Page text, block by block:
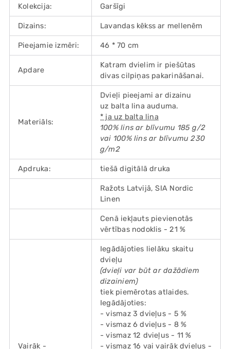
Kolekcija: Garšīgi
Dizains: Lavandas kēkss ar mellenēm
Pieejamie izmēri: 46 * 70 cm
Apdare
Katram dvielim ir piešūtas
divas cilpiņas pakarināšanai.
Materiāls:
Dvieļi pieejami ar dizainu
uz balta lina auduma.
* ja uz balta lina
100% lins ar blīvumu 185 g/2
vai 100% lins ar blīvumu 230
g/m2
Apdruka: tiešā digitālā druka
Ražots Latvijā, SIA Nordic
Linen
Cenā iekļauts pievienotās
vērtības nodoklis - 21 %
Vairāk -
Iegādājoties lielāku skaitu
dvieļu
(dvieļi var būt ar dažādiem
dizainiem)
tiek piemērotas atlaides.
Iegādājoties:
- vismaz 3 dvieļus - 5 %
- vismaz 6 dvieļus - 8 %
- vismaz 12 dvieļus - 11 %
- vismaz 16 vai vairāk dvieļus -